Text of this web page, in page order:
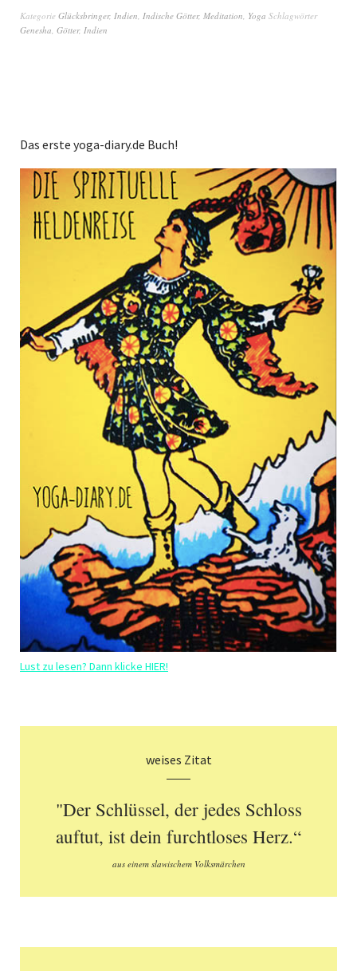
Kategorie Glücksbringer, Indien Indische Götter, Meditation Yoga Schlagwörter
Genesha Götter, Indien
Das erste yoga-diary.de Buch!
Lust zu lesen? Dann klicke HIER!
weises Zitat
"Der Schlüssel, der jedes Schloss
auftut, ist dein furchtloses Herz.“
aus einem slawischem Volksmärchen